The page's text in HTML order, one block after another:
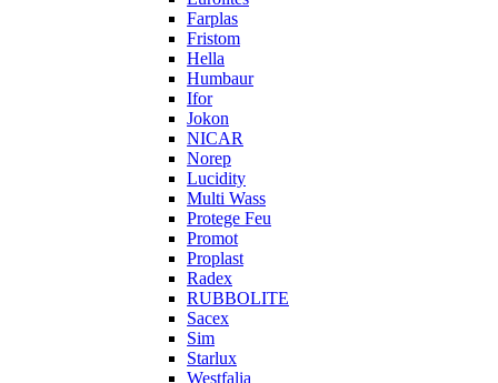
Farplas
Fristom
Hella
Humbaur
Ifor
Jokon
NICAR
Norep
Lucidity
Multi Wass
Protege Feu
Promot
Proplast
Radex
RUBBOLITE
Sacex
Sim
Starlux
Westfalia